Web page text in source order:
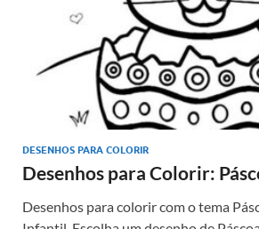
DESENHOS PARA COLORIR
Desenhos para Colorir:
Desenhos para colorir com o tema